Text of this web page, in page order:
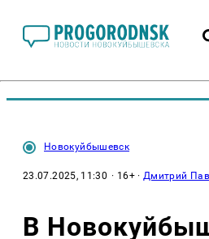
Новокуйбышевск
23.07.2025, 11:30 · 16+ ·Дмитрий
В